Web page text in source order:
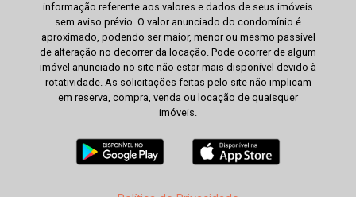
informação referente aos valores e dados de seus imóveis
sem aviso prévio. O valor anunciado do condomínio é
aproximado, podendo ser maior, menor ou mesmo passível
de alteração no decorrer da locação. Pode ocorrer de algum
imóvel anunciado no site não estar mais disponível devido à
rotatividade. As solicitações feitas pelo site não implicam
em reserva, compra, venda ou locação de quaisquer
imóveis.